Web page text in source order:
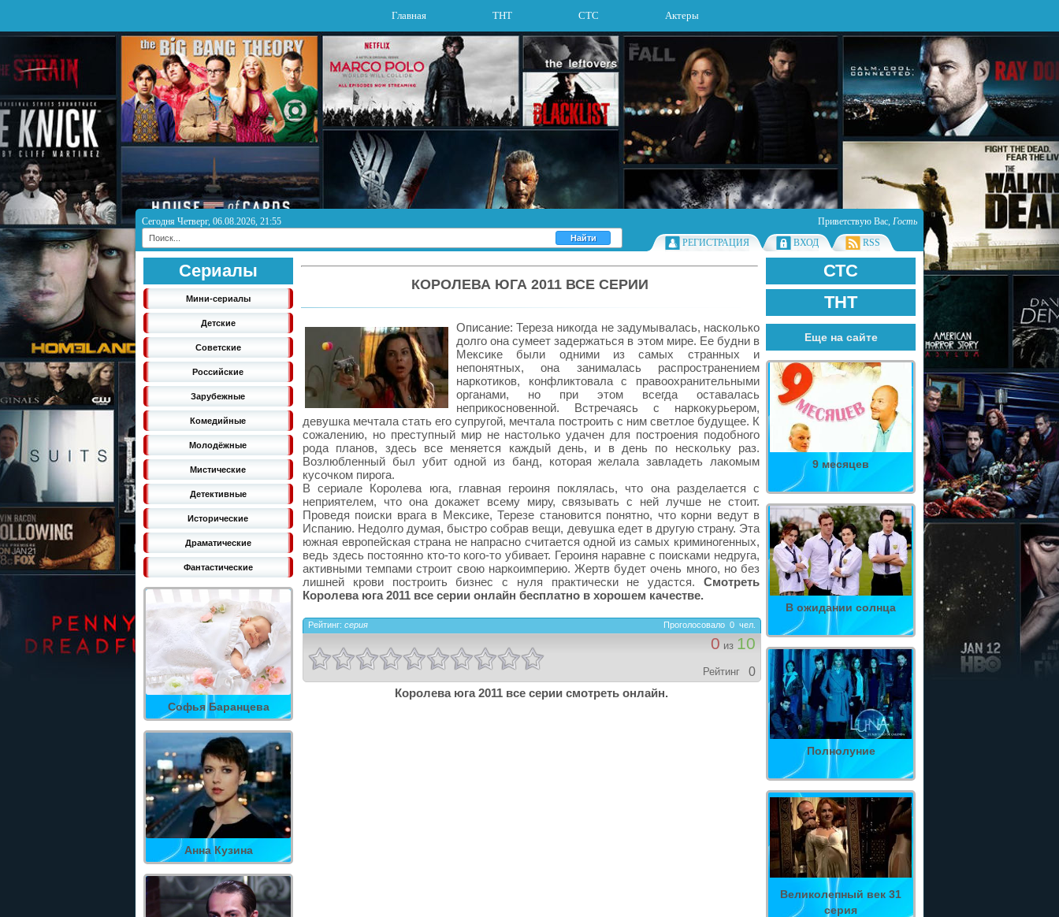
Главная ТНТ СТС Актеры
Сегодня Четверг, 06.08.2026, 21:55 Приветствую Вас, Гость
РЕГИСТРАЦИЯ
ВХОД RSS
Сериалы
Мини-сериалы
Детские
Советские
Российские
Зарубежные
Комедийные
Молодёжные
Мистические
Детективные
Исторические
Драматические
Фантастические
Софья Баранцева
Анна Кузина
СТС
ТНТ
Еще на сайте
9 месяцев
В ожидании солнца
Полнолуние
Великолепный век 31
серия
КОРОЛЕВА ЮГА 2011 ВСЕ СЕРИИ
Описание: Тереза никогда не задумывалась, насколько
долго она сумеет задержаться в этом мире. Ее будни в
Мексике были одними из самых странных и
непонятных, она занималась распространением
наркотиков, конфликтовала с правоохранительными
органами, но при этом всегда оставалась
неприкосновенной. Встречаясь с наркокурьером,
девушка мечтала стать его супругой, мечтала построить с ним светлое будущее. К
сожалению, но преступный мир не настолько удачен для построения подобного
рода планов, здесь все меняется каждый день, и в день по нескольку раз.
Возлюбленный был убит одной из банд, которая желала завладеть лакомым
кусочком пирога.
В сериале Королева юга, главная героиня поклялась, что она разделается с
неприятелем, что она докажет всему миру, связывать с ней лучше не стоит.
Проведя поиски врага в Мексике, Терезе становится понятно, что корни ведут в
Испанию. Недолго думая, быстро собрав вещи, девушка едет в другую страну. Эта
южная европейская страна не напрасно считается одной из самых криминогенных,
ведь здесь постоянно кто-то кого-то убивает. Героиня наравне с поисками недруга,
активными темпами строит свою наркоимперию. Жертв будет очень много, но без
лишней крови построить бизнес с нуля практически не удастся. Смотреть
Королева юга 2011 все серии онлайн бесплатно в хорошем качестве.
Рейтинг: серия Проголосовало 0 чел.
0 из 10
Рейтинг
0
Королева юга 2011 все серии смотреть онлайн.